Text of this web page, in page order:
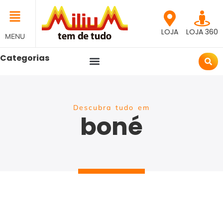
MENU LOJA LOJA 360
Categorias
Descubra tudo em
boné